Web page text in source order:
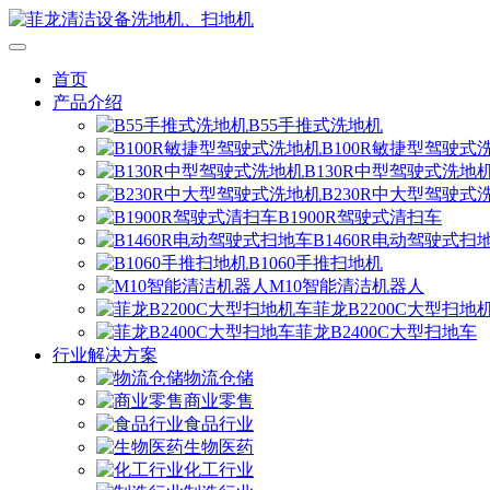
首页
产品介绍
B55手推式洗地机
B100R敏捷型驾驶式
B130R中型驾驶式洗地
B230R中大型驾驶式
B1900R驾驶式清扫车
B1460R电动驾驶式扫
B1060手推扫地机
M10智能清洁机器人
菲龙B2200C大型扫地
菲龙B2400C大型扫地车
行业解决方案
物流仓储
商业零售
食品行业
生物医药
化工行业